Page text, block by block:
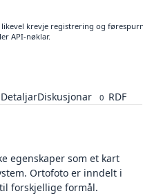
krevje registrering og
API-nøklar.
DetaljarDiskusjonar 0 RDF
egenskaper som et kart
Ortofoto er inndelt i
forskjellige formål.